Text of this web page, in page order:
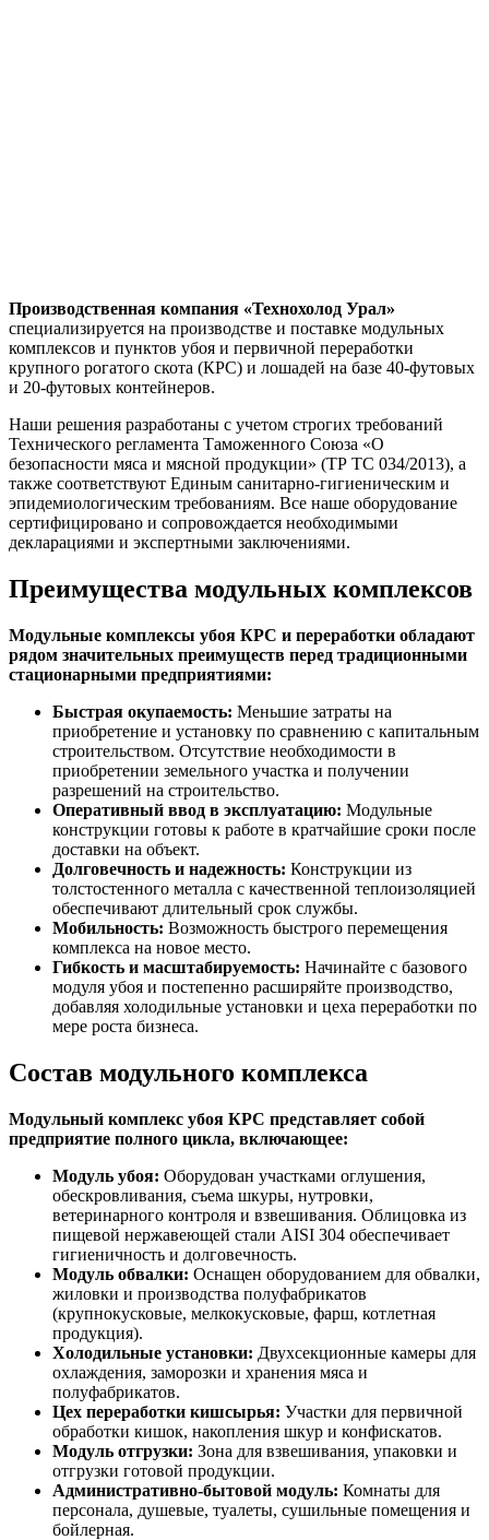
Производственная компания «Технохолод Урал»
специализируется на производстве и поставке модульных
комплексов и пунктов убоя и первичной переработки
крупного рогатого скота (КРС) и лошадей на базе 40-футовых
и 20-футовых контейнеров.
Наши решения разработаны с учетом строгих требований
Технического регламента Таможенного Союза «О
безопасности мяса и мясной продукции» (ТР ТС 034/2013), а
также соответствуют Единым санитарно-гигиеническим и
эпидемиологическим требованиям. Все наше оборудование
сертифицировано и сопровождается необходимыми
декларациями и экспертными заключениями.
Преимущества модульных комплексов
Модульные комплексы убоя КРС и переработки обладают
рядом значительных преимуществ перед традиционными
стационарными предприятиями:
Быстрая окупаемость: Меньшие затраты на
приобретение и установку по сравнению с капитальным
строительством. Отсутствие необходимости в
приобретении земельного участка и получении
разрешений на строительство.
Оперативный ввод в эксплуатацию: Модульные
конструкции готовы к работе в кратчайшие сроки после
доставки на объект.
Долговечность и надежность: Конструкции из
толстостенного металла с качественной теплоизоляцией
обеспечивают длительный срок службы.
Мобильность: Возможность быстрого перемещения
комплекса на новое место.
Гибкость и масштабируемость: Начинайте с базового
модуля убоя и постепенно расширяйте производство,
добавляя холодильные установки и цеха переработки по
мере роста бизнеса.
Состав модульного комплекса
Модульный комплекс убоя КРС представляет собой
предприятие полного цикла, включающее:
Модуль убоя: Оборудован участками оглушения,
обескровливания, съема шкуры, нутровки,
ветеринарного контроля и взвешивания. Облицовка из
пищевой нержавеющей стали AISI 304 обеспечивает
гигиеничность и долговечность.
Модуль обвалки: Оснащен оборудованием для обвалки,
жиловки и производства полуфабрикатов
(крупнокусковые, мелкокусковые, фарш, котлетная
продукция).
Холодильные установки: Двухсекционные камеры для
охлаждения, заморозки и хранения мяса и
полуфабрикатов.
Цех переработки кишсырья: Участки для первичной
обработки кишок, накопления шкур и конфискатов.
Модуль отгрузки: Зона для взвешивания, упаковки и
отгрузки готовой продукции.
Административно-бытовой модуль: Комнаты для
персонала, душевые, туалеты, сушильные помещения и
бойлерная.